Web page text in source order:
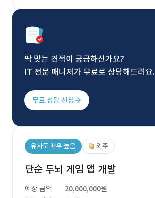
딱 맞는 견적이 궁금하신가요?
IT 전문 매니저가 무료로 상담해드려요.
무료 상담 신청
유사도 매우 높음 외주
단순 두뇌 게임 앱 개발
예상 금액
20,000,000원